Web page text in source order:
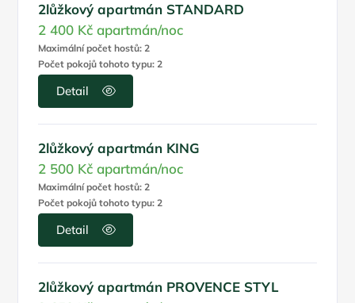
2lůžkový apartmán STANDARD
2 400 Kčapartmán/noc
Maximální počet hostů: 2
Počet pokojů tohoto typu: 2
Detail
2lůžkový apartmán KING
2 500 Kčapartmán/noc
Maximální počet hostů: 2
Počet pokojů tohoto typu: 2
Detail
2lůžkový apartmán PROVENCE STYL